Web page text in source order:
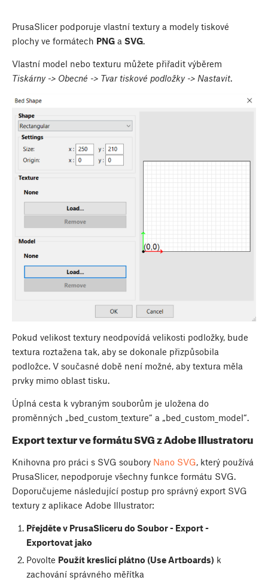
PrusaSlicer podporuje vlastní textury a modely tiskové
plochy ve formátech PNG a SVG.
Vlastní model nebo texturu můžete přiřadit výběrem
Tiskárny -> Obecné -> Tvar tiskové podložky -> Nastavit.
Pokud velikost textury neodpovídá velikosti podložky, bude
textura roztažena tak, aby se dokonale přizpůsobila
podložce. V současné době není možné, aby textura měla
prvky mimo oblast tisku.
Úplná cesta k vybraným souborům je uložena do
proměnných „bed_custom_texture“ a „bed_custom_model“.
Export textur ve formátu SVG z Adobe Illustratoru
Knihovna pro práci s SVG soubory Nano SVG, který používá
PrusaSlicer, nepodporuje všechny funkce formátu SVG.
Doporučujeme následující postup pro správný export SVG
textury z aplikace Adobe Illustrator:
Přejděte v PrusaSliceru do Soubor - Export -
Exportovat jako
Povolte Použít kreslicí plátno (Use Artboards) k
zachování správného měřítka